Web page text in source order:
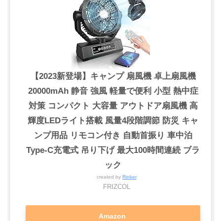
【2023新登場】キャンプ 扇風機 卓上扇風機
20000mAh 静音 強風 軽量で便利 小型 熱中症
対策 コンパクト 大容量 アウトドア扇風機 高
輝度LEDライト搭載 風量4段階調節 防災 キャ
ンプ用品 リモコン付き 自動首振り 車中泊
Type-C充電式 吊り下げ 最大100時間連続 ブラ
ック
created by Rinker
FRIZCOL
Amazon